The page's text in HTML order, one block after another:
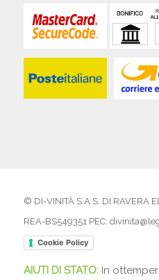
© DI-VINITÀ S.A.S. DI RAVERA
REA-BS549351 PEC:
Cookie Policy
AIUTI DI STATO: In